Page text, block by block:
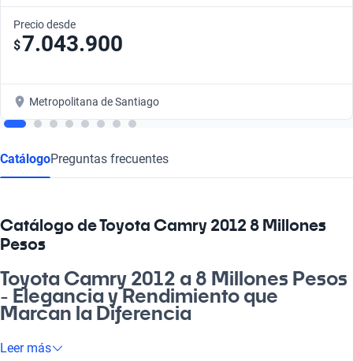
Precio desde
$7.043.900
Metropolitana de Santiago
CatálogoPreguntas frecuentes
Catálogo de Toyota Camry 2012 8 Millones
Pesos
Toyota Camry 2012 a 8 Millones Pesos
- Elegancia y Rendimiento que
Marcan la Diferencia
Si estás buscando un vehículo que combine elegancia,
Leer más